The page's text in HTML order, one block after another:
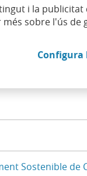
i la
sobre l'ús de
Configura
Sostenible de